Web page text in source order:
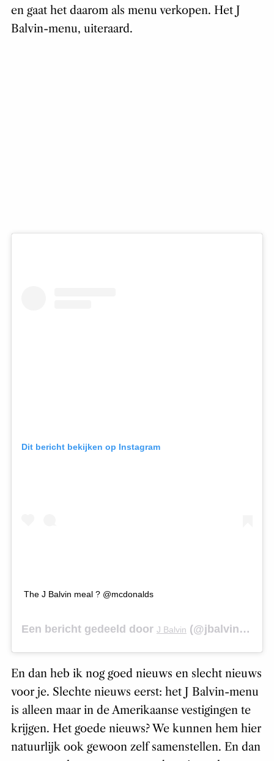
en gaat het daarom als menu verkopen. Het J
Balvin-menu, uiteraard.
Dit bericht bekijken op Instagram
The J Balvin meal ? @mcdonalds
Een bericht gedeeld door J Balvin (@jbalvin) op
En dan heb ik nog goed nieuws en slecht nieuws
voor je. Slechte nieuws eerst: het J Balvin-menu
is alleen maar in de Amerikaanse vestigingen te
krijgen. Het goede nieuws? We kunnen hem hier
natuurlijk ook gewoon zelf samenstellen. En dan